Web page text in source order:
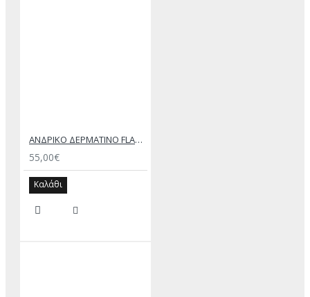
ΑΝΔΡΙΚΟ ΔΕΡΜΑΤΙΝΟ FLAT ΣΑΝΔΑΛΙ ΜΑΥΡΟ ΔΟΥΚΑΣ
55,00€
Καλάθι